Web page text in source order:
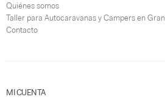
Quiénes somos
Taller para Autocaravanas y Campers en
Contacto
MI CUENTA